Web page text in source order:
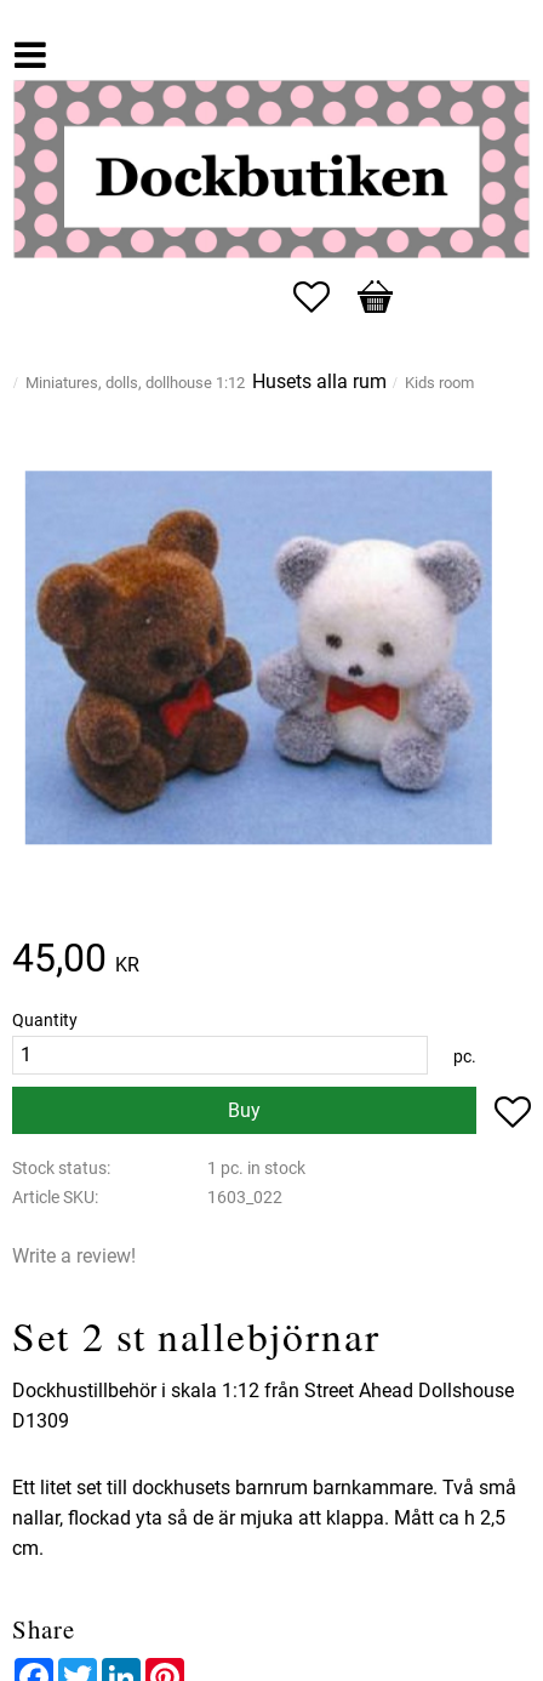
Favorites
Basket
Miniatures, dolls, dollhouse 1:12 Husets alla rum Kids room
45,00 KR
Quantity
pc.
Buy
Stock status
1 pc. in stock
Article SKU
1603_022
Write a review!
Set 2 st nallebjörnar
Dockhustillbehör i skala 1:12 från Street Ahead Dollshouse
D1309
Ett litet set till dockhusets barnrum barnkammare. Två små
nallar, flockad yta så de är mjuka att klappa. Mått ca h 2,5
cm.
Share
FacebookTwitterLinkedIn